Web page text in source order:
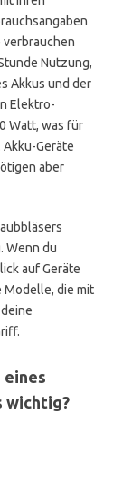
Nutzung,
Akkus und der
Elektro-
Watt, was für
Geräte
aber
Wenn du
auf Geräte
Modelle, die mit
eines
wichtig?